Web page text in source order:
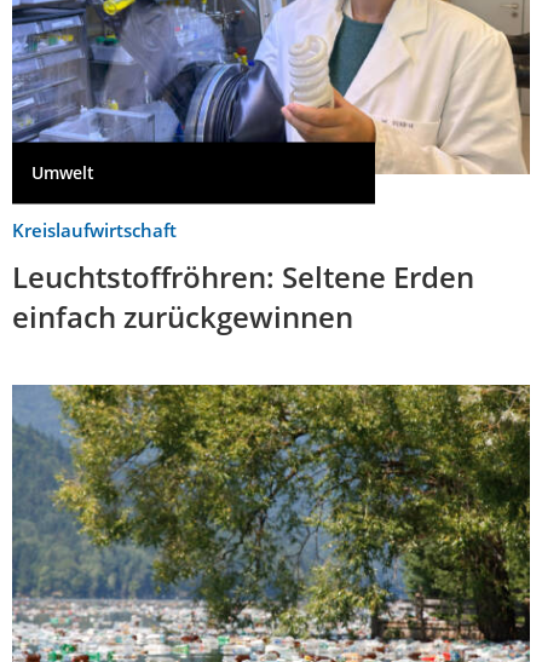
Umwelt
Kreislaufwirtschaft
Leuchtstoffröhren: Seltene Erden
einfach zurückgewinnen